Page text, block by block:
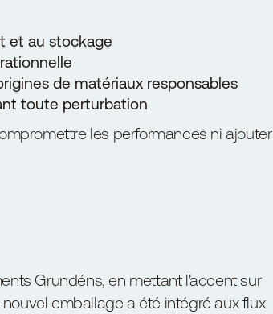
et au stockage
de matériaux responsables
toute perturbation
les performances ni ajouter
Grundéns, en mettant l'accent sur
emballage a été intégré aux flux